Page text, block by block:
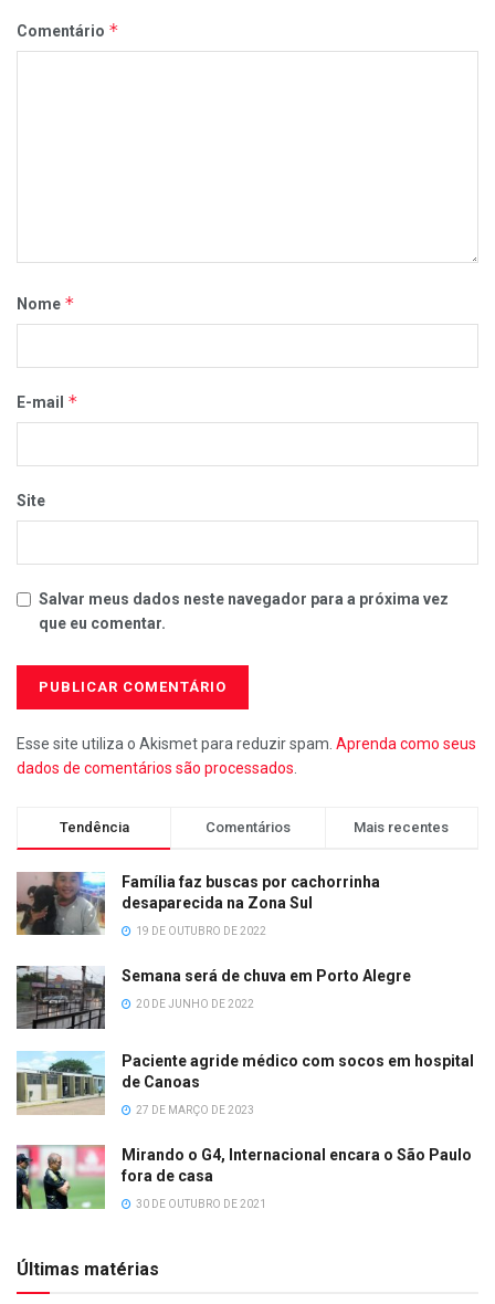
Comentário *
Nome *
E-mail *
Site
Salvar meus dados neste navegador para a próxima vez
que eu comentar.
Esse site utiliza o Akismet para reduzir spam. Aprenda como seus
dados de comentários são processados
Tendência Comentários Mais recentes
Família faz buscas por cachorrinha
desaparecida na Zona Sul
19 DE OUTUBRO DE 2022
Semana será de chuva em Porto Alegre
20 DE JUNHO DE 2022
Paciente agride médico com socos em hospital
de Canoas
27 DE MARÇO DE 2023
Mirando o G4, Internacional encara o São Paulo
fora de casa
30 DE OUTUBRO DE 2021
Últimas matérias